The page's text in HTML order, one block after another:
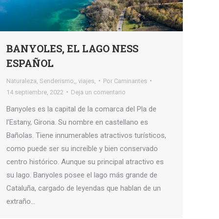
BANYOLES, EL LAGO NESS
ESPAÑOL
Naturaleza Senderismo, viajes, Por Caminantes
14 septiembre, 2022
Deja un comentario
Banyoles es la capital de la comarca del Pla de
l’Estany, Girona. Su nombre en castellano es
Bañolas. Tiene innumerables atractivos turísticos,
como puede ser su increíble y bien conservado
centro histórico. Aunque su principal atractivo es
su lago. Banyoles posee el lago más grande de
Cataluña, cargado de leyendas que hablan de un
extraño…